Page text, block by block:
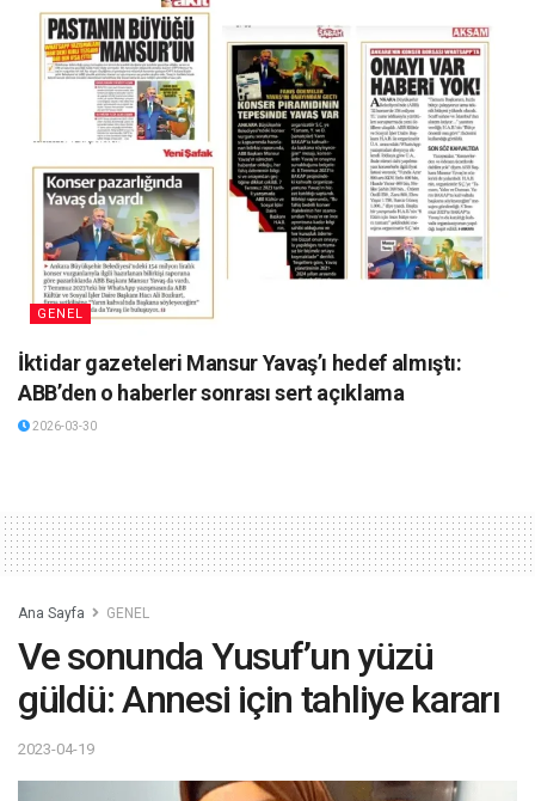
GENEL
İktidar gazeteleri Mansur Yavaş’ı hedef almıştı:
ABB’den o haberler sonrası sert açıklama
2026-03-30
Ana Sayfa GENEL
Ve sonunda Yusuf’un yüzü
güldü: Annesi için tahliye kararı
2023-04-19